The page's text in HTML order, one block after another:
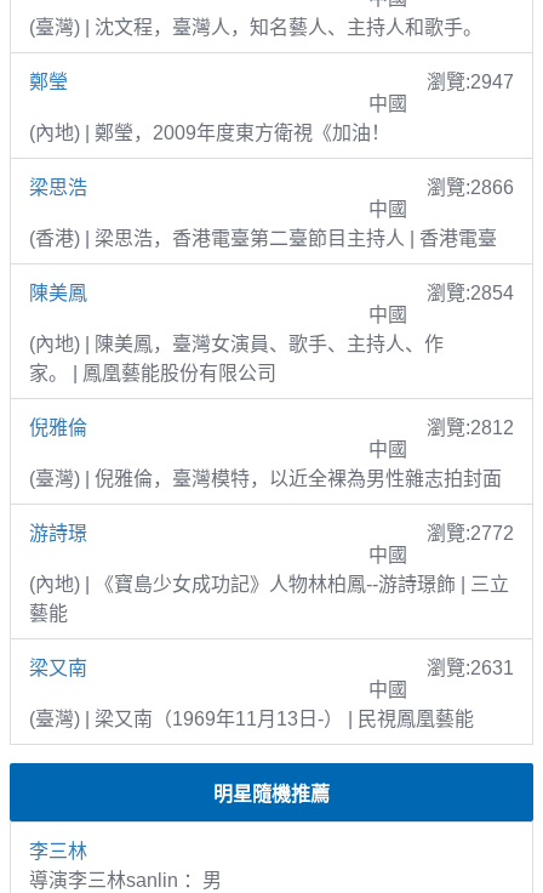
(臺灣) | 沈文程，臺灣人，知名藝人、主持人和歌手。
鄭瑩
瀏覽:2947
中國
(內地) | 鄭瑩，2009年度東方衛視《加油！
梁思浩
瀏覽:2866
中國
(香港) | 梁思浩，香港電臺第二臺節目主持人 | 香港電臺
陳美鳳
瀏覽:2854
中國
(內地) | 陳美鳳，臺灣女演員、歌手、主持人、作
家。 | 鳳凰藝能股份有限公司
倪雅倫
瀏覽:2812
中國
(臺灣) | 倪雅倫，臺灣模特，以近全裸為男性雜志拍封面
游詩璟
瀏覽:2772
中國
(內地) | 《寶島少女成功記》人物林柏鳳--游詩璟飾 | 三立
藝能
梁又南
瀏覽:2631
中國
(臺灣) | 梁又南（1969年11月13日-） | 民視鳳凰藝能
明星隨機推薦
李三林
導演李三林sanlin ：男